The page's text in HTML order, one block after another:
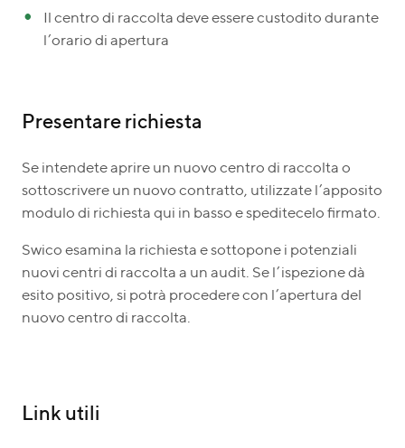
Il centro di raccolta deve essere custodito durante
l’orario di apertura
Presentare richiesta
Se intendete aprire un nuovo centro di raccolta o
sottoscrivere un nuovo contratto, utilizzate l’apposito
modulo di richiesta qui in basso e speditecelo firmato.
Swico esamina la richiesta e sottopone i potenziali
nuovi centri di raccolta a un audit. Se l’ispezione dà
esito positivo, si potrà procedere con l’apertura del
nuovo centro di raccolta.
Link utili